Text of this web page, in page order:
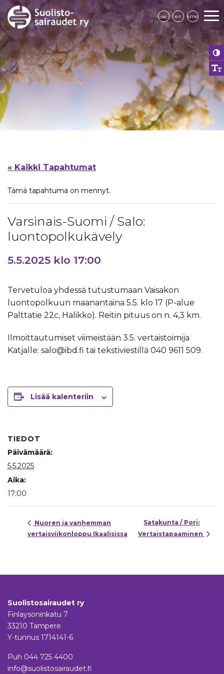
se en sme
« Kaikki Tapahtumat
Tämä tapahtuma on mennyt.
Varsinais-Suomi / Salo:
luontopolkukävely
5.5.2025 klo 17:00
Tervetuloa yhdessä tutustumaan Vaisakon
luontopolkuun maanantaina 5.5. klo 17 (P-alue
Palttatie 22c, Halikko). Reitin pituus on n. 4,3 km.
Ilmoittautumiset viimeistään 3.5. vertaistoimija
Katjalle: salo@ibd.fi tai tekstiviestillä 040 9611 509.
Lisää kalenteriin
TIEDOT
Päivämäärä:
5.5.2025
Aika:
17:00
Nuoren ja vanhemman
vertaisviikonloppu Ikaalisissa
Satakunta / Pori:
Vertaistapaaminen
Suolistosairaudet ry
Finlaysoninkatu 7
33210 Tampere
Y-tunnus 1714141-6
Puh 044 725 4400
info@suolistosairaudet.fi